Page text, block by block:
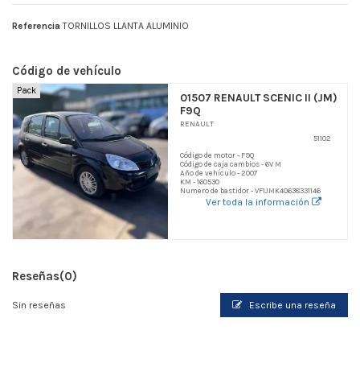
Referencia TORNILLOS LLANTA ALUMINIO
Código de vehículo
Pack
01507 RENAULT SCENIC II (JM)
F9Q
RENAULT
51102
Código de motor - F9Q
Código de caja cambios - 6V M
Año de vehículo - 2007
KM - 160530
Numero de bastidor - VF1JMK40638331146
Ver toda la información
Reseñas(0)
Sin reseñas Escribe una reseña